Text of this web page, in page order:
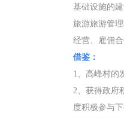
基础设施的
旅游旅游管
经营、雇佣
借鉴：
1、高峰村的
2、获得政府
度积极参与